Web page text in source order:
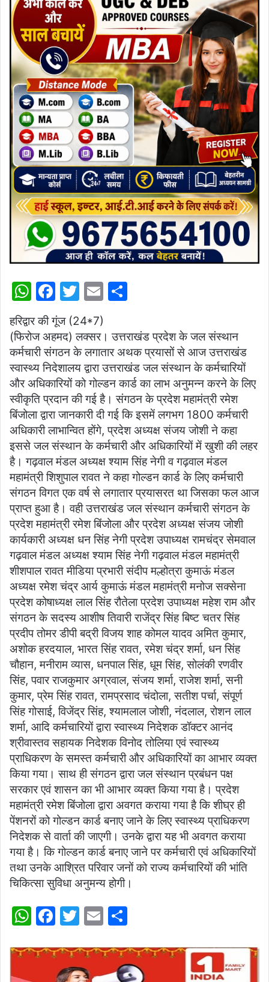
W
at
s
A
p
p
F
a
c
e
b
o
o
k
T
itt
er
E
ai
l
ar
e
हरिद्वार की गूंज (24*7)
(फिरोज अहमद) लक्सर। उत्तराखंड प्रदेश के जल संस्थान
कर्मचारी संगठन के लगातार अथक प्रयासों से आज उत्तराखंड
स्वास्थ्य निदेशालय द्वारा उत्तराखंड जल संस्थान के कर्मचारियों
और अधिकारियों को गोल्डन कार्ड का लाभ अनुमन्न करने के लिए
स्वीकृति प्रदान की गई है। संगठन के प्रदेश महामंत्री रमेश
बिंजोला द्वारा जानकारी दी गई कि इसमें लगभग 1800 कर्मचारी
अधिकारी लाभान्वित होंगे, प्रदेश अध्यक्ष संजय जोशी ने कहा
इससे जल संस्थान के कर्मचारी और अधिकारियों में खुशी की लहर
है। गढ़वाल मंडल अध्यक्ष श्याम सिंह नेगी व गढ़वाल मंडल
महामंत्री शिशुपाल रावत ने कहा गोल्डन कार्ड के लिए कर्मचारी
संगठन विगत एक वर्ष से लगातार प्रयासरत था जिसका फल आज
प्राप्त हुआ है। वही उत्तराखंड जल संस्थान कर्मचारी संगठन के
प्रदेश महामंत्री रमेश बिंजोला और प्रदेश अध्यक्ष संजय जोशी
कार्यकारी अध्यक्ष धन सिंह नेगी प्रदेश उपाध्यक्ष रामचंद्र सेमवाल
गढ़वाल मंडल अध्यक्ष श्याम सिंह नेगी गढ़वाल मंडल महामंत्री
शीशपाल रावत मीडिया प्रभारी संदीप मल्होत्रा कुमाऊं मंडल
अध्यक्ष रमेश चंद्र आर्य कुमाऊं मंडल महामंत्री मनोज सक्सेना
प्रदेश कोषाध्यक्ष लाल सिंह रौतेला प्रदेश उपाध्यक्ष महेश राम और
संगठन के सदस्य आशीष तिवारी राजेंद्र सिंह बिष्ट चतर सिंह
प्रदीप तोमर डीपी बद्री विजय शाह कोमल यादव अमित कुमार,
अशोक हरदयाल, भारत सिंह रावत, रमेश चंद्र शर्मा, धन सिंह
चौहान, मनीराम व्यास, धनपाल सिंह, धूम सिंह, सोलंकी रणवीर
सिंह, पवार राजकुमार अग्रवाल, संजय शर्मा, राजेश शर्मा, सनी
कुमार, प्रेम सिंह रावत, रामप्रसाद चंदोला, सतीश पर्चा, संपूर्ण
सिंह गोसाई, विजेंद्र सिंह, श्यामलाल जोशी, नंदलाल, रोशन लाल
शर्मा, आदि कर्मचारियों द्वारा स्वास्थ्य निदेशक डॉक्टर आनंद
श्रीवास्तव सहायक निदेशक विनोद तोलिया एवं स्वास्थ्य
प्राधिकरण के समस्त कर्मचारी और अधिकारियों का आभार व्यक्त
किया गया। साथ ही संगठन द्वारा जल संस्थान प्रबंधन पक्ष
सरकार एवं शासन का भी आभार व्यक्त किया गया है। प्रदेश
महामंत्री रमेश बिंजोला द्वारा अवगत कराया गया है कि शीघ्र ही
पेंशनरों को गोल्डन कार्ड बनाए जाने के लिए स्वास्थ्य प्राधिकरण
निदेशक से वार्ता की जाएगी। उनके द्वारा यह भी अवगत कराया
गया है। कि गोल्डन कार्ड बनाए जाने पर कर्मचारी एवं अधिकारियों
तथा उनके आश्रित परिवार जनों को राज्य कर्मचारियों की भांति
चिकित्सा सुविधा अनुमन्य होगी।
W
at
F
c
e
T
itt
er
E
ai
l
ar
e